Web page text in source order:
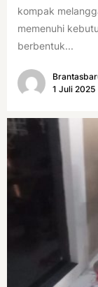
kompak
memenuhi
berbentuk...
1 Juli 2025